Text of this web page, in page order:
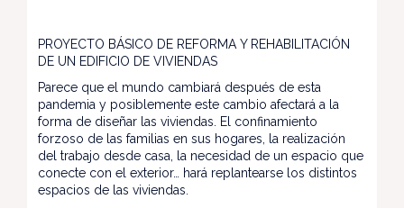
PROYECTO BÁSICO DE REFORMA Y REHABILITACIÓN
DE UN EDIFICIO DE VIVIENDAS
Parece que el mundo cambiará después de esta
pandemia y posiblemente este cambio afectará a la
forma de diseñar las viviendas. El confinamiento
forzoso de las familias en sus hogares, la realización
del trabajo desde casa, la necesidad de un espacio que
conecte con el exterior… hará replantearse los distintos
espacios de las viviendas.